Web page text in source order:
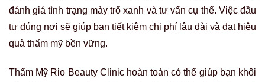
đánh giá tình trạng mày trổ xanh và tư vấn cụ thể. Việc đầu
tư đúng nơi sẽ giúp bạn tiết kiệm chi phí lâu dài và đạt hiệu
quả thẩm mỹ bền vững.
Thẩm Mỹ Rio Beauty Clinic hoàn toàn có thể giúp bạn khôi